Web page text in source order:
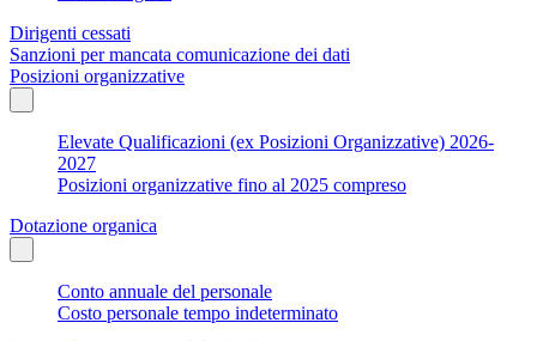
Dirigenti cessati
Sanzioni per mancata comunicazione dei dati
Posizioni organizzative
Elevate Qualificazioni (ex Posizioni Organizzative) 2026-
2027
Posizioni organizzative fino al 2025 compreso
Dotazione organica
Conto annuale del personale
Costo personale tempo indeterminato